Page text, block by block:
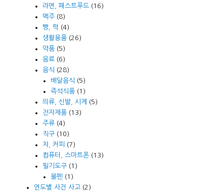
라면, 패스트푸드(16)
맥주(8)
빵, 떡 (4)
생활용품(26)
약품(5)
음료(6)
음식 (28)
배달음식 (5)
즉석식품(1)
의류, 신발, 시계
(5)
전자제품(13)
주류(4)
직구(10)
차, 커피
(7)
컴퓨터, 스마트폰(13)
필기도구(1)
볼펜 (1)
연도별 사건 사고 (2)